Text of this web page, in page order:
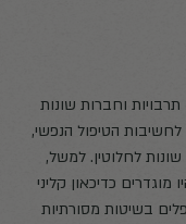
וחברות שונות
הטיפול הנפשי,
לחלוטין. למשל,
כדיכאון קליני
בשיטות מסורתיות